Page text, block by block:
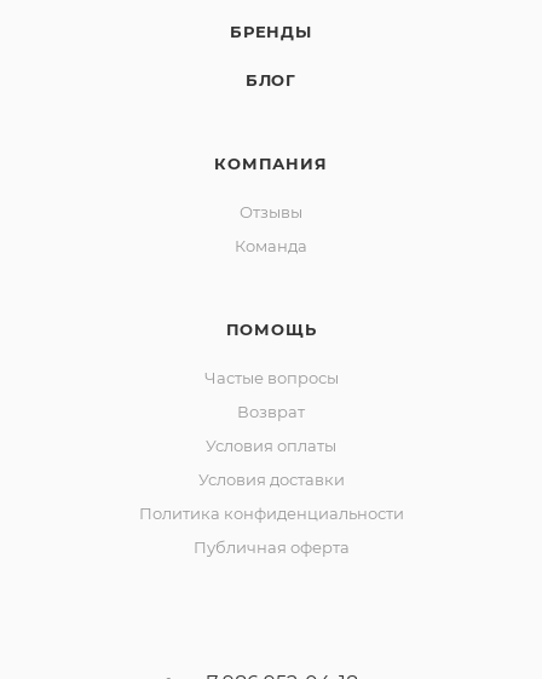
БРЕНДЫ
БЛОГ
КОМПАНИЯ
Отзывы
Команда
ПОМОЩЬ
Частые вопросы
Возврат
Условия оплаты
Условия доставки
Политика конфиденциальности
Публичная оферта